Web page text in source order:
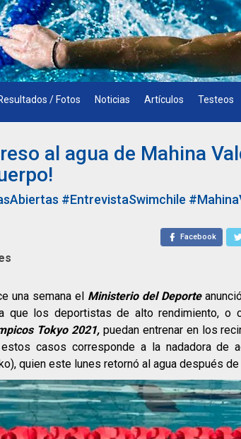
/ Fotos Noticias Artículos Testeos
al agua de Mahina
#EntrevistaSwimchile
Facebook
una semana el Ministerio del Deporte
que los deportistas de alto rendimiento, o
Tokyo 2021,puedan entrenar en los
casos corresponde a la nadadora de
quien este lunes retornó al agua después